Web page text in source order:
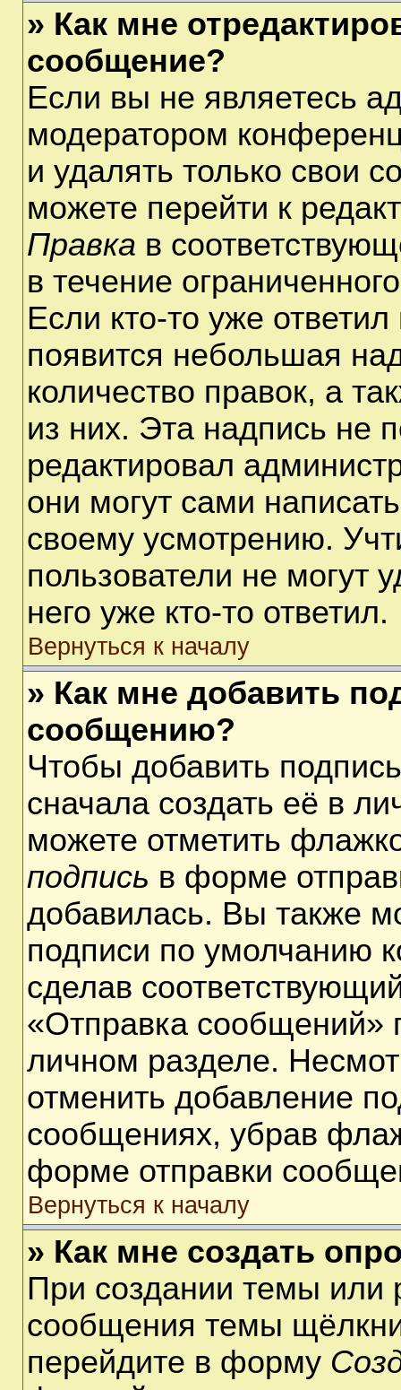
» Как мне
сообщение?
Если вы не являетесь
модератором
и удалять только свои
можете перейти к
Правка в
в течение
Если кто-то уже
появится небольшая
количество правок, а
из них. Эта надпись не
редактировал
они могут сами
своему усмотрению.
пользователи не могут
него уже кто-то ответил.
Вернуться к началу
» Как мне добавить
сообщению?
Чтобы добавить
сначала создать её в
можете отметить
подпись в форме
добавилась. Вы также
подписи по умолчанию
сделав
«Отправка сообщений»
личном разделе.
отменить добавление
сообщениях, убрав
форме отправки
Вернуться к началу
» Как мне создать
При создании темы или
сообщения темы
перейдите в форму